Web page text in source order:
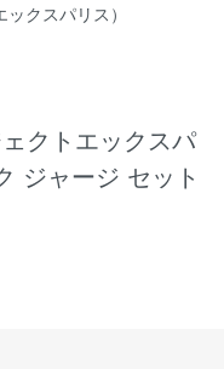
クスパリス）
クトエックスパ
ジャージ セット